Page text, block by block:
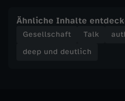
h
Ähnliche Inhalte
Gesellschaft Talk
deep und deutlich